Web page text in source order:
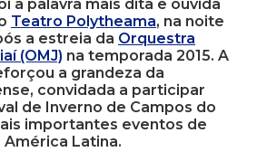
a palavra mais dita e ouvida
Teatro Polytheama, na noite
a estreia da Orquestra
(OMJ) na temporada 2015. A
a grandeza da
convidada a participar
de Inverno de Campos do
importantes eventos de
Latina.